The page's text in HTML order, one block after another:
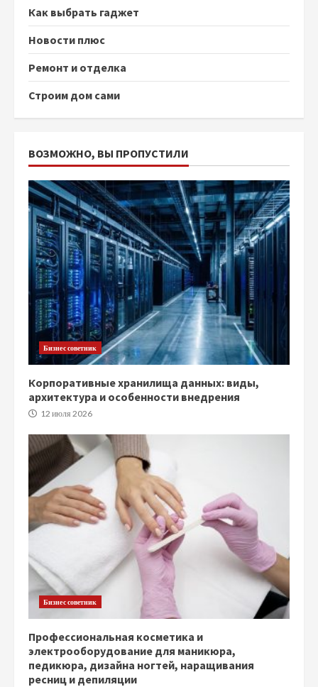
Как выбрать гаджет
Новости плюс
Ремонт и отделка
Строим дом сами
ВОЗМОЖНО, ВЫ ПРОПУСТИЛИ
Бизнес советник
Корпоративные хранилища данных: виды,
архитектура и особенности внедрения
12 июля 2026
Бизнес советник
Профессиональная косметика и
электрооборудование для маникюра,
педикюра, дизайна ногтей, наращивания
ресниц и депиляции